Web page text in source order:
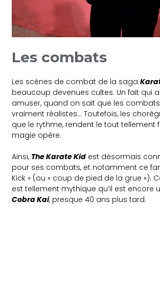
Les combats
Les scènes de combat de la saga
beaucoup devenues cultes. Un fait qui
amuser, quand on sait que les
vraiment réalistes… Toutefois, les
que le rythme, rendent le tout tellement
magie opère.
Ainsi, The Karate Kid est désormais
pour ses combats, et notamment ce
Kick » (ou « coup de pied de la grue »).
est tellement mythique qu’il est encore
Cobra Kai, presque 40 ans plus tard.